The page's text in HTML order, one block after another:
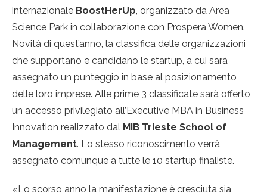
internazionale BoostHerUp , organizzato da Area
Science Park in collaborazione con Prospera Women.
Novità di quest’anno, la classifica delle organizzazioni
che supportano e candidano le startup, a cui sarà
assegnato un punteggio in base al posizionamento
delle loro imprese. Alle prime 3 classificate sarà offerto
un accesso privilegiato all’Executive MBA in Business
Innovation realizzato dal MIB Trieste School of
Management. Lo stesso riconoscimento verrà
assegnato comunque a tutte le 10 startup finaliste.
«Lo scorso anno la manifestazione è cresciuta sia